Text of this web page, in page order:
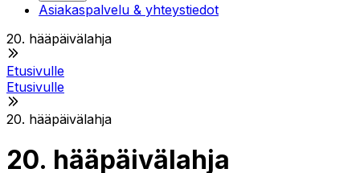
Asiakaspalvelu & yhteystiedot
20. hääpäivälahja
Etusivulle
Etusivulle
20. hääpäivälahja
20. hääpäivälahja